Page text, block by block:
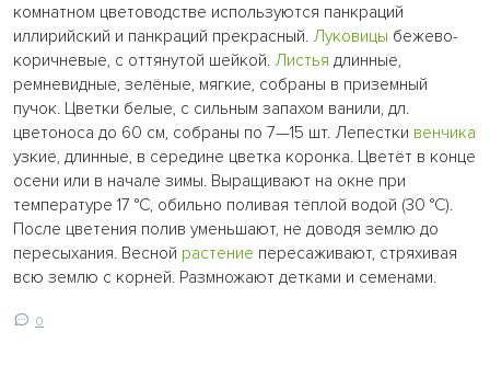
комнатном цветоводстве используются панкраций
иллирийский и панкраций прекрасный. Луковицы бежево-
коричневые, с оттянутой шейкой. Листья длинные,
ремневидные, зелёные, мягкие, собраны в приземный
пучок. Цветки белые, с сильным запахом ванили, дл.
цветоноса до 60 см, собраны по 7—15 шт. Лепестки венчика
узкие, длинные, в середине цветка коронка. Цветёт в конце
осени или в начале зимы. Выращивают на окне при
температуре 17 °C, обильно поливая тёплой водой (30 °C).
После цветения полив уменьшают, не доводя землю до
пересыхания. Весной растение пересаживают, стряхивая
всю землю с корней. Размножают детками и семенами.
0